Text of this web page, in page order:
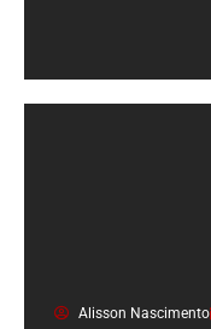
Alisson Nascimento